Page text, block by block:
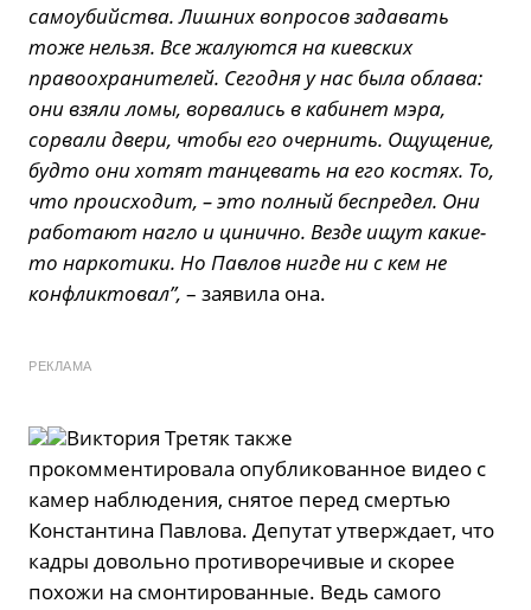
самоубийства. Лишних вопросов задавать
тоже нельзя. Все жалуются на киевских
правоохранителей. Сегодня у нас была облава:
они взяли ломы, ворвались в кабинет мэра,
сорвали двери, чтобы его очернить. Ощущение,
будто они хотят танцевать на его костях. То,
что происходит, – это полный беспредел. Они
работают нагло и цинично. Везде ищут какие-
то наркотики. Но Павлов нигде ни с кем не
конфликтовал”, – заявила она.
РЕКЛАМА
Виктория Третяк также
прокомментировала опубликованное видео с
камер наблюдения, снятое перед смертью
Константина Павлова. Депутат утверждает, что
кадры довольно противоречивые и скорее
похожи на смонтированные. Ведь самого